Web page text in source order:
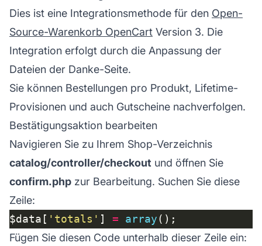
Dies ist eine Integrationsmethode für den Open-
Source-Warenkorb OpenCart Version 3. Die
Integration erfolgt durch die Anpassung der
Dateien der Danke-Seite.
Sie können Bestellungen pro Produkt, Lifetime-
Provisionen und auch Gutscheine nachverfolgen.
Bestätigungsaktion bearbeiten
Navigieren Sie zu Ihrem Shop-Verzeichnis
catalog/controller/checkout und öffnen Sie
confirm.php zur Bearbeitung. Suchen Sie diese
Zeile:
$data[ 'totals' ] = array
Fügen Sie diesen Code unterhalb dieser Zeile ein: